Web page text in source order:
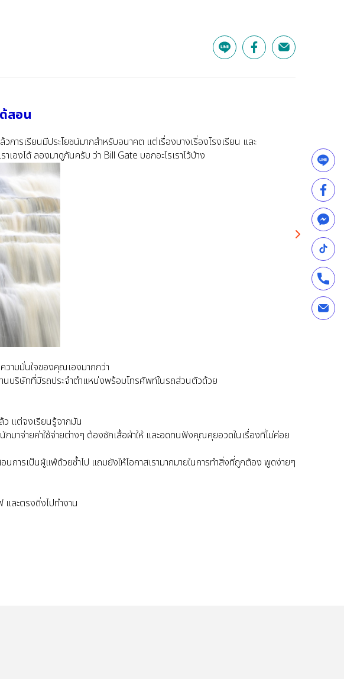
สอน
เรียนมีประโยชน์มากสำหรับอนาคต แต่เรื่องบางเรื่องโรงเรียน และ
องได้ ลองมาดูกันครับ ว่า Bill Gate บอกอะไรเราไว้บ้าง
วามมั่นใจของคุณเองมากกว่า
นบริษัทที่มีรถประจำตำแหน่งพร้อมโทรศัพท์ในรถส่วนตัวด้วย
แต่จงเรียนรู้จากมัน
าจ่ายค่าใช้จ่ายต่างๆ ต้องซักเสื้อผ้าให้ และอดทนฟังคุณคุยอวดในเรื่องที่ไม่ค่อย
ารเป็นผู้แพ้ด้วยซ้ำไป แถมยังให้โอกาสเรามากมายในการทำสิ่งที่ถูกต้อง พูดง่ายๆ
และตรงดิ่งไปทำงาน